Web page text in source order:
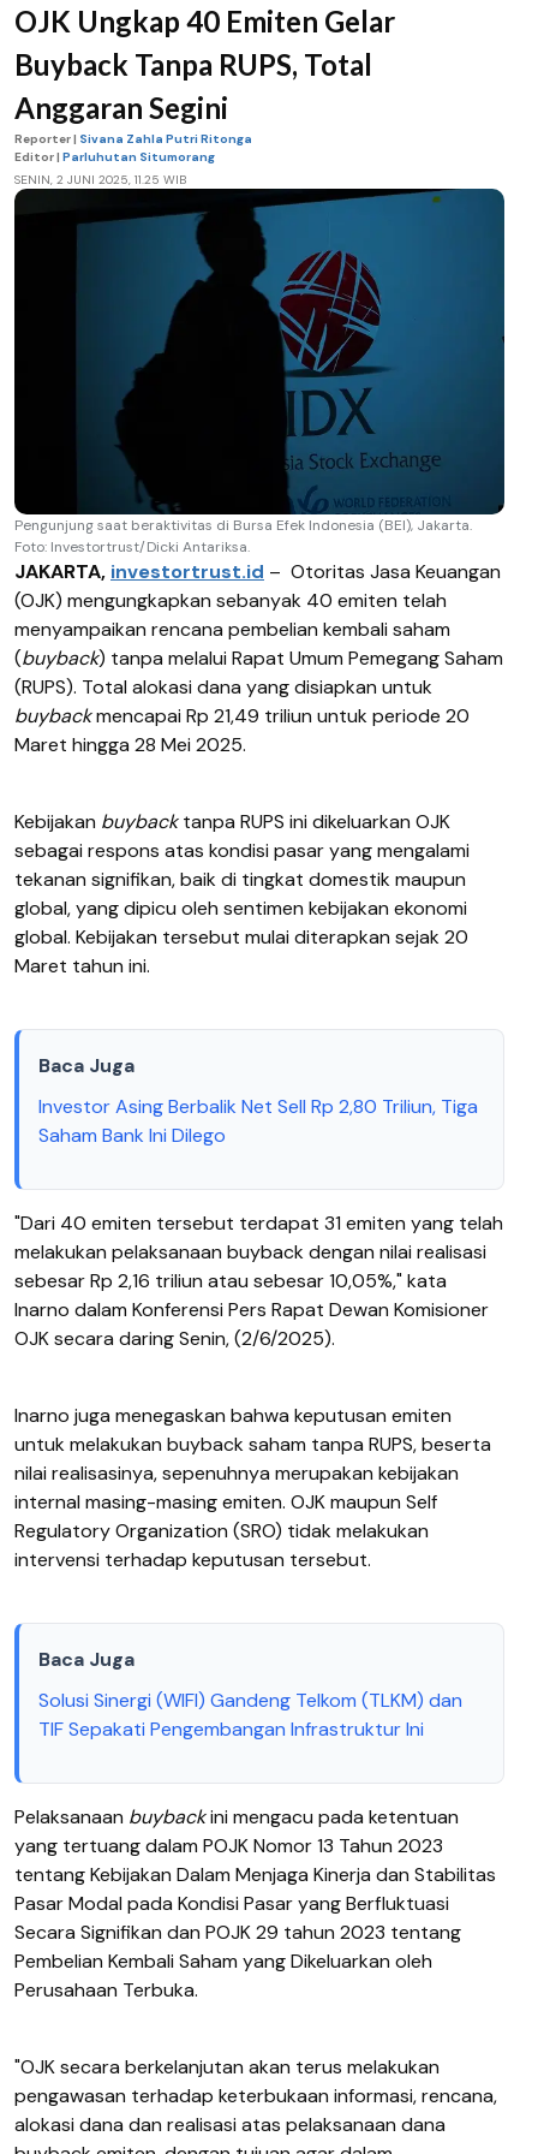
OJK Ungkap 40 Emiten Gelar
Buyback Tanpa RUPS, Total
Anggaran Segini
Reporter | Sivana Zahla Putri Ritonga
Editor | Parluhutan Situmorang
SENIN, 2 JUNI 2025, 11.25 WIB
Pengunjung saat beraktivitas di Bursa Efek Indonesia (BEI), Jakarta.
Foto: Investortrust/Dicki Antariksa.
JAKARTA, investortrust.id – Otoritas Jasa Keuangan
(OJK) mengungkapkan sebanyak 40 emiten telah
menyampaikan rencana pembelian kembali saham
(buyback) tanpa melalui Rapat Umum Pemegang Saham
(RUPS). Total alokasi dana yang disiapkan untuk
buybackmencapai Rp 21,49 triliun untuk periode 20
Maret hingga 28 Mei 2025.
Kebijakan buybacktanpa RUPS ini dikeluarkan OJK
sebagai respons atas kondisi pasar yang mengalami
tekanan signifikan, baik di tingkat domestik maupun
global, yang dipicu oleh sentimen kebijakan ekonomi
global. Kebijakan tersebut mulai diterapkan sejak 20
Maret tahun ini.
Baca Juga
Investor Asing Berbalik Net Sell Rp 2,80 Triliun, Tiga
Saham Bank Ini Dilego
"Dari 40 emiten tersebut terdapat 31 emiten yang telah
melakukan pelaksanaan buyback dengan nilai realisasi
sebesar Rp 2,16 triliun atau sebesar 10,05%," kata
Inarno dalam Konferensi Pers Rapat Dewan Komisioner
OJK secara daring Senin, (2/6/2025).
Inarno juga menegaskan bahwa keputusan emiten
untuk melakukan buyback saham tanpa RUPS, beserta
nilai realisasinya, sepenuhnya merupakan kebijakan
internal masing-masing emiten. OJK maupun Self
Regulatory Organization (SRO) tidak melakukan
intervensi terhadap keputusan tersebut.
Baca Juga
Solusi Sinergi (WIFI) Gandeng Telkom (TLKM) dan
TIF Sepakati Pengembangan Infrastruktur Ini
Pelaksanaan buybackini mengacu pada ketentuan
yang tertuang dalam POJK Nomor 13 Tahun 2023
tentang Kebijakan Dalam Menjaga Kinerja dan Stabilitas
Pasar Modal pada Kondisi Pasar yang Berfluktuasi
Secara Signifikan dan POJK 29 tahun 2023 tentang
Pembelian Kembali Saham yang Dikeluarkan oleh
Perusahaan Terbuka.
"OJK secara berkelanjutan akan terus melakukan
pengawasan terhadap keterbukaan informasi, rencana,
alokasi dana dan realisasi atas pelaksanaan dana